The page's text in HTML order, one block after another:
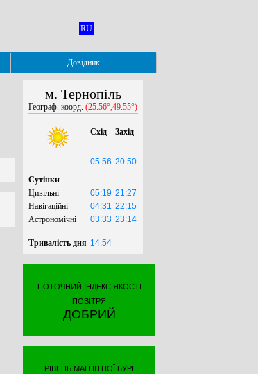
RU
Довідник
м. Тернопіль
Географ. коорд. (25.56°,49.55°)
Схід Захід
05:56 20:50
Сутінки
Цивільні
05:19 21:27
Навігаційні
04:31 22:15
Астрономічні
03:33 23:14
Тривалість дня 14:54
ПОТОЧНИЙ ІНДЕКС ЯКОСТІ
ПОВІТРЯ
ДОБРИЙ
РІВЕНЬ МАГНІТНОЇ БУРІ